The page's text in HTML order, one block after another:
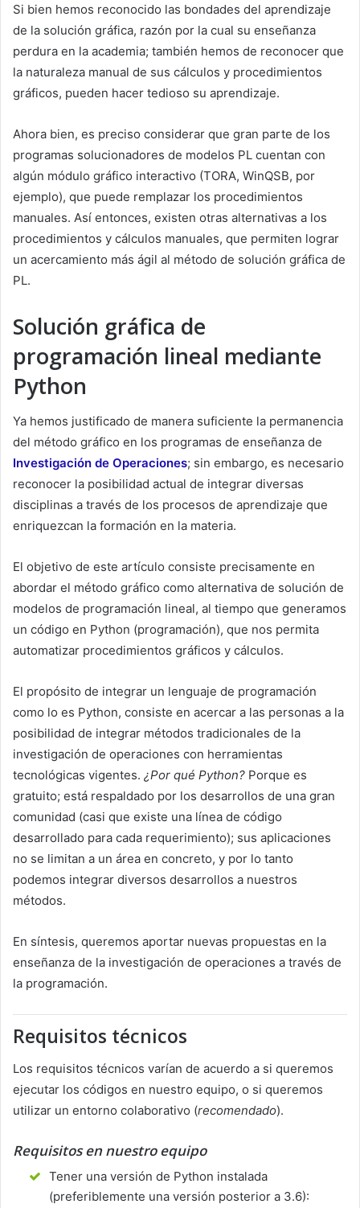
Si bien hemos reconocido las bondades del aprendizaje
de la solución gráfica, razón por la cual su enseñanza
perdura en la academia; también hemos de reconocer que
la naturaleza manual de sus cálculos y procedimientos
gráficos, pueden hacer tedioso su aprendizaje.
Ahora bien, es preciso considerar que gran parte de los
programas solucionadores de modelos PL cuentan con
algún módulo gráfico interactivo (TORA, WinQSB, por
ejemplo), que puede remplazar los procedimientos
manuales. Así entonces, existen otras alternativas a los
procedimientos y cálculos manuales, que permiten lograr
un acercamiento más ágil al método de solución gráfica de
PL.
Solución gráfica de
programación lineal mediante
Python
Ya hemos justificado de manera suficiente la permanencia
del método gráfico en los programas de enseñanza de
Investigación de Operaciones; sin embargo, es necesario
reconocer la posibilidad actual de integrar diversas
disciplinas a través de los procesos de aprendizaje que
enriquezcan la formación en la materia.
El objetivo de este artículo consiste precisamente en
abordar el método gráfico como alternativa de solución de
modelos de programación lineal, al tiempo que generamos
un código en Python (programación), que nos permita
automatizar procedimientos gráficos y cálculos.
El propósito de integrar un lenguaje de programación
como lo es Python, consiste en acercar a las personas a la
posibilidad de integrar métodos tradicionales de la
investigación de operaciones con herramientas
tecnológicas vigentes. ¿Por qué Python? Porque es
gratuito; está respaldado por los desarrollos de una gran
comunidad (casi que existe una línea de código
desarrollado para cada requerimiento); sus aplicaciones
no se limitan a un área en concreto, y por lo tanto
podemos integrar diversos desarrollos a nuestros
métodos.
En síntesis, queremos aportar nuevas propuestas en la
enseñanza de la investigación de operaciones a través de
la programación.
Requisitos técnicos
Los requisitos técnicos varían de acuerdo a si queremos
ejecutar los códigos en nuestro equipo, o si queremos
utilizar un entorno colaborativo (recomendado).
Requisitos en nuestro equipo
Tener una versión de Python instalada
(preferiblemente una versión posterior a 3.6):